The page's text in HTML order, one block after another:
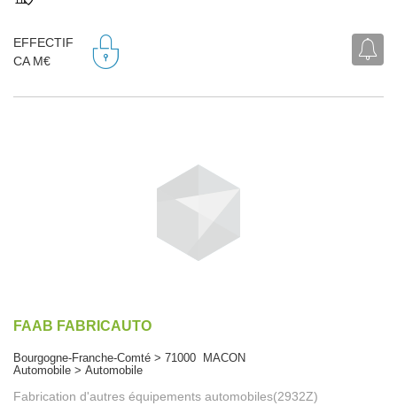
EFFECTIF
CA M€
FAAB FABRICAUTO
Bourgogne-Franche-Comté > 71000 MACON
Automobile > Automobile
Fabrication d'autres équipements automobiles(2932Z)